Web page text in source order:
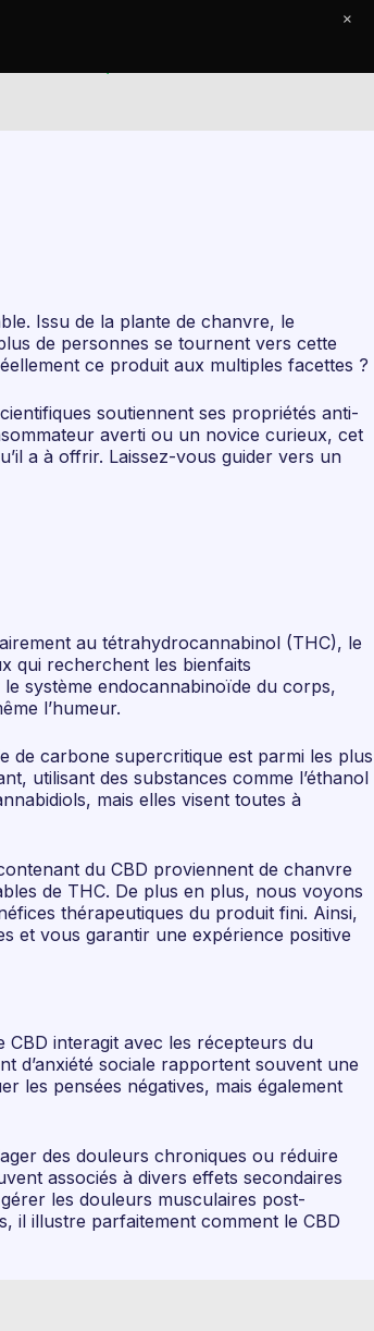
Issu de la plante de chanvre, le
de personnes se tournent vers cette
ce produit aux multiples facettes ?
soutiennent ses propriétés anti-
averti ou un novice curieux, cet
a à offrir. Laissez-vous guider vers un
au tétrahydrocannabinol (THC), le
qui recherchent les bienfaits
système endocannabinoïde du corps,
l’humeur.
de carbone supercritique est parmi les plus
utilisant des substances comme l’éthanol
mais elles visent toutes à
du CBD proviennent de chanvre
de THC. De plus en plus, nous voyons
thérapeutiques du produit fini. Ainsi,
et vous garantir une expérience positive
interagit avec les récepteurs du
d’anxiété sociale rapportent souvent une
les pensées négatives, mais également
des douleurs chroniques ou réduire
associés à divers effets secondaires
les douleurs musculaires post-
il illustre parfaitement comment le CBD
×